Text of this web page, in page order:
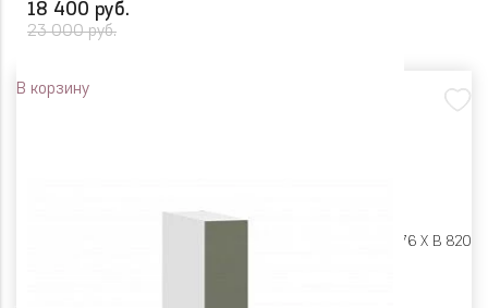
18 400 руб.
23 000 руб.
В корзину
Ш 400 X Г 576 X В 820